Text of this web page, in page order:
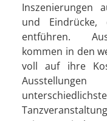
Inszenierungen
und
entführen.
kommen in den
voll auf ihre